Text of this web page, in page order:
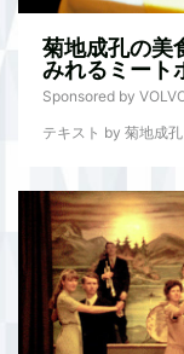
菊地成孔の美
みれるミート
Sponsored by
テキスト by 菊地成